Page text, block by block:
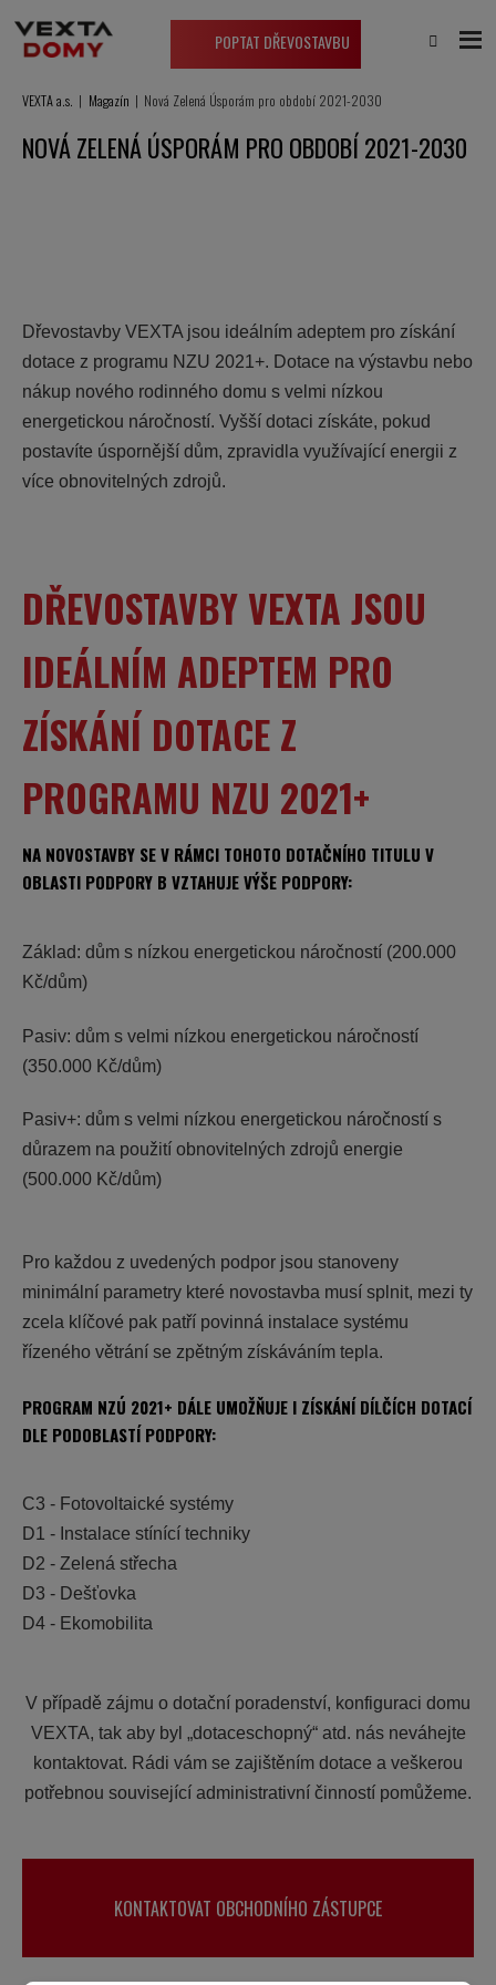
POPTAT DŘEVOSTAVBU
VEXTA a.s. Magazín Nová Zelená Úsporám pro období 2021-2030
NOVÁ ZELENÁ ÚSPORÁM PRO OBDOBÍ 2021-2030
Dřevostavby VEXTA jsou ideálním adeptem pro získání
dotace z programu NZU 2021+. Dotace na výstavbu nebo
nákup nového rodinného domu s velmi nízkou
energetickou náročností. Vyšší dotaci získáte, pokud
postavíte úspornější dům, zpravidla využívající energii z
více obnovitelných zdrojů.
DŘEVOSTAVBY VEXTA JSOU
IDEÁLNÍM ADEPTEM PRO
ZÍSKÁNÍ DOTACE Z
PROGRAMU NZU 2021+
NA NOVOSTAVBY SE V RÁMCI TOHOTO DOTAČNÍHO TITULU V
OBLASTI PODPORY B VZTAHUJE VÝŠE PODPORY:
Základ: dům s nízkou energetickou náročností (200.000
Kč/dům)
Pasiv: dům s velmi nízkou energetickou náročností
(350.000 Kč/dům)
Pasiv+: dům s velmi nízkou energetickou náročností s
důrazem na použití obnovitelných zdrojů energie
(500.000 Kč/dům)
Pro každou z uvedených podpor jsou stanoveny
minimální parametry které novostavba musí splnit, mezi ty
zcela klíčové pak patří povinná instalace systému
řízeného větrání se zpětným získáváním tepla.
PROGRAM NZÚ 2021+ DÁLE UMOŽŇUJE I ZÍSKÁNÍ DÍLČÍCH DOTACÍ
DLE PODOBLASTÍ PODPORY:
C3 - Fotovoltaické systémy
D1 - Instalace stínící techniky
D2 - Zelená střecha
D3 - Dešťovka
D4 - Ekomobilita
V případě zájmu o dotační poradenství, konfiguraci domu
VEXTA, tak aby byl „dotaceschopný“ atd. nás neváhejte
kontaktovat. Rádi vám se zajištěním dotace a veškerou
potřebnou související administrativní činností pomůžeme.
KONTAKTOVAT OBCHODNÍHO ZÁSTUPCE